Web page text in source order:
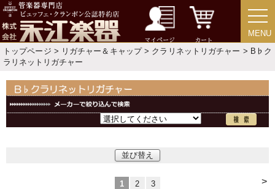
マイページ カート
MENU
MENU
トップページ > リガチャー＆キャップ> クラリネットリガチャー > B♭ク
ラリネットリガチャー
並び替え
>
1 2 3